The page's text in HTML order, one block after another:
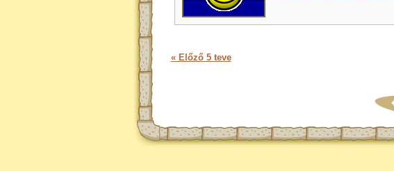
« Előző 5 teve